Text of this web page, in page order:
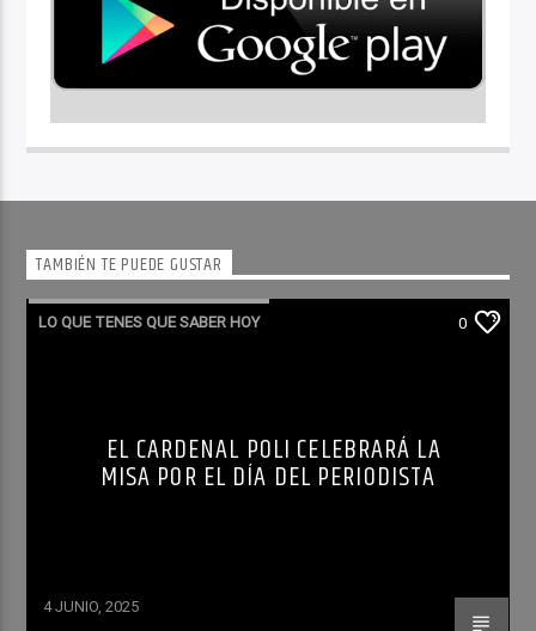
TAMBIÉN TE PUEDE GUSTAR
LO QUE TENES QUE SABER HOY 0
EL CARDENAL POLI CELEBRARÁ LA
MISA POR EL DÍA DEL PERIODISTA
4 JUNIO, 2025